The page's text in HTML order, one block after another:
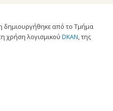
δημιουργήθηκε από το Τμήμα
χρήση λογισμικού DKAN, της